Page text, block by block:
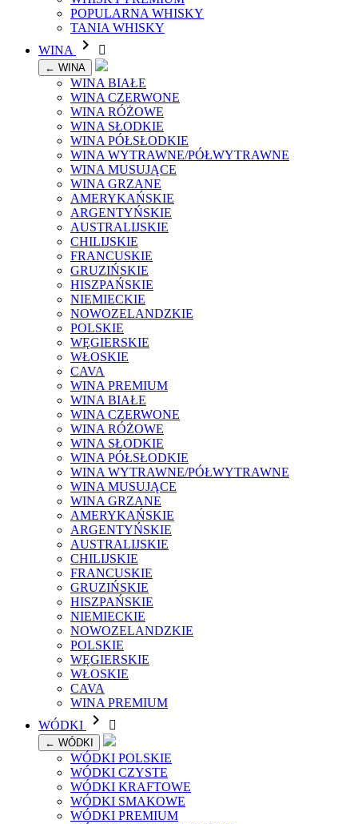
POPULARNA WHISKY
TANIA WHISKY
WINA
 
← WINA
WINA BIAŁE
WINA CZERWONE
WINA RÓŻOWE
WINA SŁODKIE
WINA PÓŁSŁODKIE
WINA WYTRAWNE/PÓŁWYTRAWNE
WINA MUSUJĄCE
WINA GRZANE
AMERYKAŃSKIE
ARGENTYŃSKIE
AUSTRALIJSKIE
CHILIJSKIE
FRANCUSKIE
GRUZIŃSKIE
HISZPAŃSKIE
NIEMIECKIE
NOWOZELANDZKIE
POLSKIE
WĘGIERSKIE
WŁOSKIE
CAVA
WINA PREMIUM
WINA BIAŁE
WINA CZERWONE
WINA RÓŻOWE
WINA SŁODKIE
WINA PÓŁSŁODKIE
WINA WYTRAWNE/PÓŁWYTRAWNE
WINA MUSUJĄCE
WINA GRZANE
AMERYKAŃSKIE
ARGENTYŃSKIE
AUSTRALIJSKIE
CHILIJSKIE
FRANCUSKIE
GRUZIŃSKIE
HISZPAŃSKIE
NIEMIECKIE
NOWOZELANDZKIE
POLSKIE
WĘGIERSKIE
WŁOSKIE
CAVA
WINA PREMIUM
WÓDKI
 
← WÓDKI
WÓDKI POLSKIE
WÓDKI CZYSTE
WÓDKI KRAFTOWE
WÓDKI SMAKOWE
WÓDKI PREMIUM